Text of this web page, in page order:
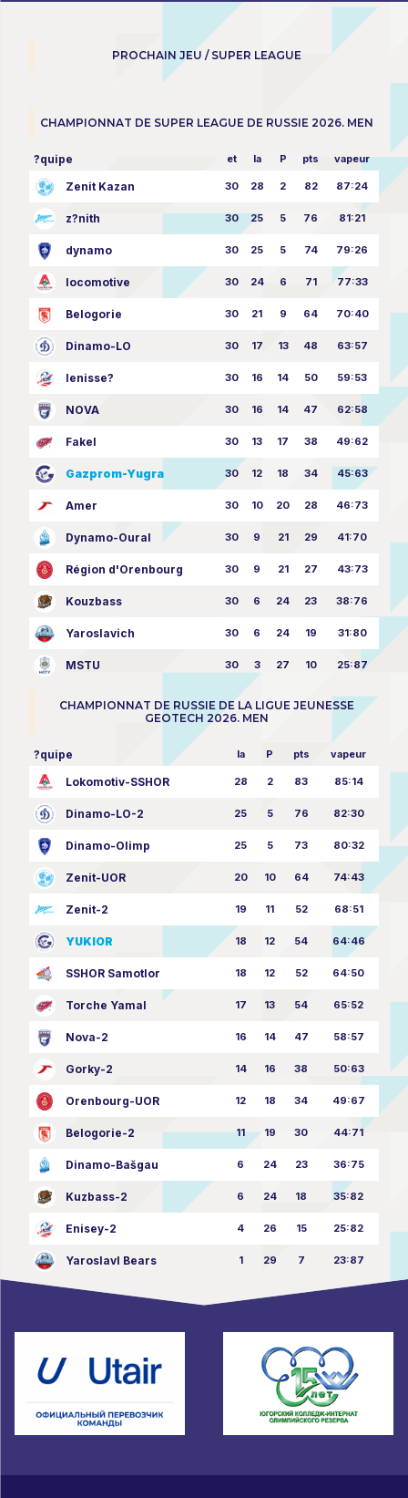
PROCHAIN JEU / SUPER LEAGUE
CHAMPIONNAT DE SUPER LEAGUE DE RUSSIE 2026. MEN
?quipe et la P pts vapeur
Zenit Kazan 30 28 2 82 87:24
z?nith 30 25 5 76 81:21
dynamo 30 25 5 74 79:26
locomotive 30 24 6 71 77:33
Belogorie 30 21 9 64 70:40
Dinamo-LO 30 17 13 48 63:57
Ienisse? 30 16 14 50 59:53
NOVA 30 16 14 47 62:58
Fakel 30 13 17 38 49:62
Gazprom-Yugra 30 12 18 34 45:63
Amer 30 10 20 28 46:73
Dynamo-Oural 30 9 21 29 41:70
Région d'Orenbourg 30 9 21 27 43:73
Kouzbass 30 6 24 23 38:76
Yaroslavich 30 6 24 19 31:80
MSTU 30 3 27 10 25:87
CHAMPIONNAT DE RUSSIE DE LA LIGUE JEUNESSE
GEOTECH 2026. MEN
?quipe la P pts vapeur
Lokomotiv-SSHOR 28 2 83 85:14
Dinamo-LO-2 25 5 76 82:30
Dinamo-Olimp 25 5 73 80:32
Zenit-UOR 20 10 64 74:43
Zenit-2 19 11 52 68:51
YUKIOR 18 12 54 64:46
SSHOR Samotlor 18 12 52 64:50
Torche Yamal 17 13 54 65:52
Nova-2 16 14 47 58:57
Gorky-2 14 16 38 50:63
Orenbourg-UOR 12 18 34 49:67
Belogorie-2 11 19 30 44:71
Dinamo-Bašgau 6 24 23 36:75
Kuzbass-2 6 24 18 35:82
Enisey-2 4 26 15 25:82
Yaroslavl Bears 1 29 7 23:87